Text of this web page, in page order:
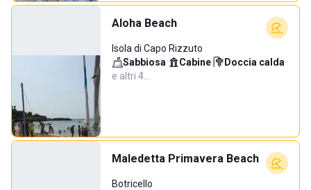
Aloha Beach
Isola di Capo Rizzuto
Sabbiosa· Cabine· Doccia calda·
e altri 4…
Maledetta Primavera Beach
Botricello